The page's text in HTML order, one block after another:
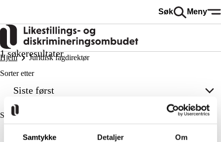
Samtykke Detaljer Om
Søk Meny
Hjem Juridisk fagdirektør
1 søkeresultater
Sorter etter
Siste først
Søk